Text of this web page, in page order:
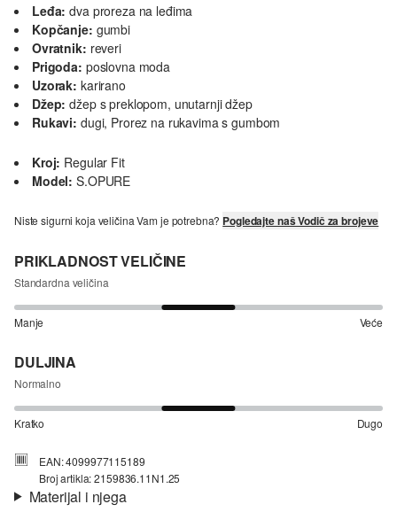
Leđa: dva proreza na leđima
Kopčanje: gumbi
Ovratnik: reveri
Prigoda: poslovna moda
Uzorak: karirano
Džep: džep s preklopom, unutarnji džep
Rukavi: dugi, Prorez na rukavima s gumbom
Kroj: Regular Fit
Model: S.OPURE
Niste sigurni koja veličina Vam je potrebna? Pogledajte naš Vodič za brojeve
PRIKLADNOST VELIČINE
Standardna veličina
Manje Veće
DULJINA
Normalno
Kratko Dugo
EAN: 4099977115189
Broj artikla: 2159836.11N1.25
Materijal i njega